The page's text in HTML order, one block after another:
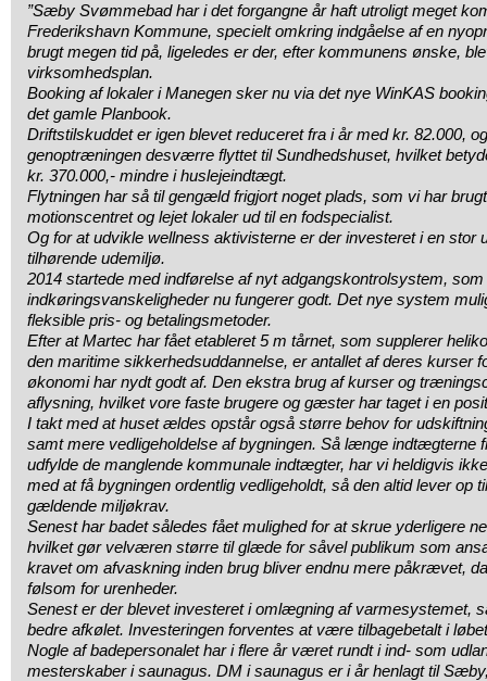
”Sæby Svømmebad har i det forgangne år haft utroligt meget
Frederikshavn Kommune, specielt omkring indgåelse af en
brugt megen tid på, ligeledes er der, efter kommunens ønske,
virksomhedsplan.
Booking af lokaler i Manegen sker nu via det nye WinKAS
det gamle Planbook.
Driftstilskuddet er igen blevet reduceret fra i år med kr. 82.000,
genoptræningen desværre flyttet til Sundhedshuset, hvilket
kr. 370.000,- mindre i huslejeindtægt.
Flytningen har så til gengæld frigjort noget plads, som vi har
motionscentret og lejet lokaler ud til en fodspecialist.
Og for at udvikle wellness aktivisterne er der investeret i en stor
tilhørende udemiljø.
2014 startede med indførelse af nyt adgangskontrolsystem, som
indkøringsvanskeligheder nu fungerer godt. Det nye system
fleksible pris- og betalingsmetoder.
Efter at Martec har fået etableret 5 m tårnet, som supplerer
den maritime sikkerhedsuddannelse, er antallet af deres kurser
økonomi har nydt godt af. Den ekstra brug af kurser og
aflysning, hvilket vore faste brugere og gæster har taget i en
I takt med at huset ældes opstår også større behov for
samt mere vedligeholdelse af bygningen. Så længe indtægterne
udfylde de manglende kommunale indtægter, har vi heldigvis
med at få bygningen ordentlig vedligeholdt, så den altid lever op
gældende miljøkrav.
Senest har badet således fået mulighed for at skrue yderligere
hvilket gør velværen større til glæde for såvel publikum som
kravet om afvaskning inden brug bliver endnu mere påkrævet,
følsom for urenheder.
Senest er der blevet investeret i omlægning af varmesystemet,
bedre afkølet. Investeringen forventes at være tilbagebetalt i
Nogle af badepersonalet har i flere år været rundt i ind- som
mesterskaber i saunagus. DM i saunagus er i år henlagt til